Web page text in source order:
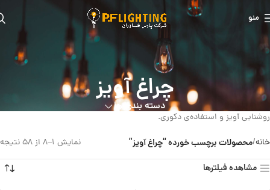
منو
چراغ آویز
دسته بندی ها
روشنایی آویز و استفاده‌ی دکوری.
خانه محصولات برچسب خورده “چراغ آویز” نمایش 1–8 از 58 نتیجه
مشاهده فیلترها